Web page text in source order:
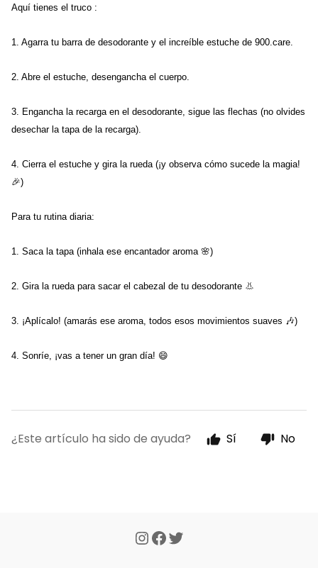
Aquí tienes el truco :
1. Agarra tu barra de desodorante y el increíble estuche de 900.care.
2. Abre el estuche, desengancha el cuerpo.
3. Engancha la recarga en el desodorante, sigue las flechas (no olvides
desechar la tapa de la recarga).
4. Cierra el estuche y gira la rueda (¡y observa cómo sucede la magia!
🎉)
Para tu rutina diaria:
1. Saca la tapa (inhala ese encantador aroma 🌸)
2. Gira la rueda para sacar el cabezal de tu desodorante 👃
3. ¡Aplícalo! (amarás ese aroma, todos esos movimientos suaves 🎶)
4. Sonríe, ¡vas a tener un gran día! 😄
¿Este artículo ha sido de ayuda? Sí No